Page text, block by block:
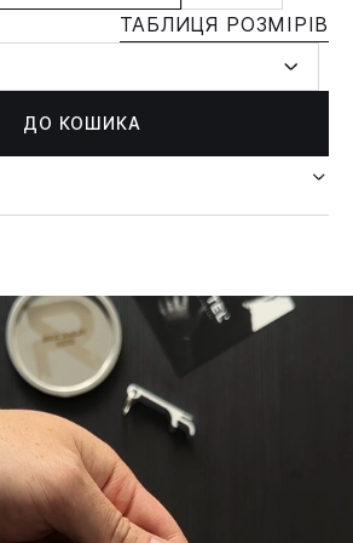
ТАБЛИЦЯ РОЗМІРІВ
ДО КОШИКА